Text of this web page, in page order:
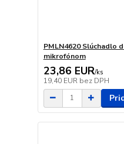
PMLN4620
mikrofónom
23,86 EUR/ks
19,40 EUR bez DPH